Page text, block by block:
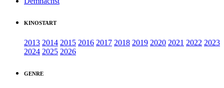
KINOSTART
2013 2014 2015 2016 2017 2018 2019 2020 2021 2022 2023
2024 2025 2026
GENRE